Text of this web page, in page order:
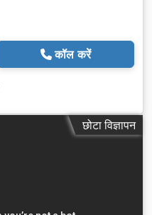
कॉल करें
छोटा विज्ञापन